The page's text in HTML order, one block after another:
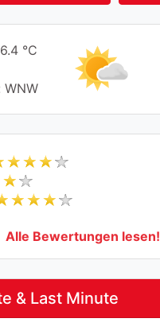
°C
WNW
Alle Bewertungen lesen!
& Last Minute